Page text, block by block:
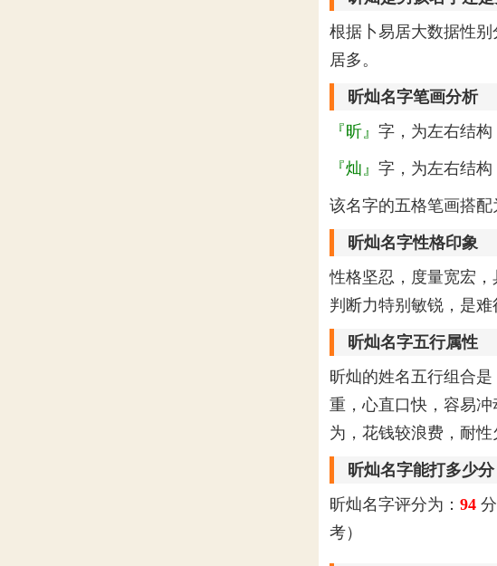
根据卜易居大数据性别
居多。
昕灿名字笔画分析
『昕』 字，为左右结
『灿』 字，为左右结
该名字的五格笔画搭配
昕灿名字性格印象
性格坚忍，度量宽宏
判断力特别敏锐，是难
昕灿名字五行属性
昕灿的姓名五行组合是
重，心直口快，容易
为，花钱较浪费，耐性
昕灿名字能打多少分
昕灿名字评分为： 94
考）